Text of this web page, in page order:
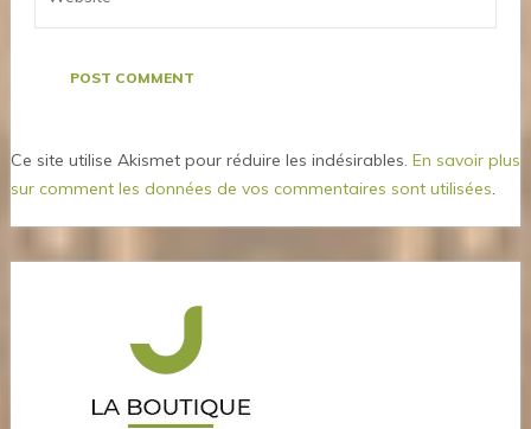
Ce site utilise Akismet pour réduire les indésirables. En savoir plus
sur comment les données de vos commentaires sont utilisées